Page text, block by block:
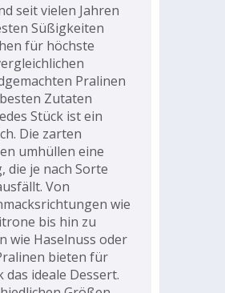
seit vielen Jahren
Süßigkeiten
für höchste
Pralinen
Zutaten
Stück ist ein
Die zarten
umhüllen eine
die je nach Sorte
Von
wie
bis hin zu
wie Haselnuss oder
bieten für
das ideale Dessert.